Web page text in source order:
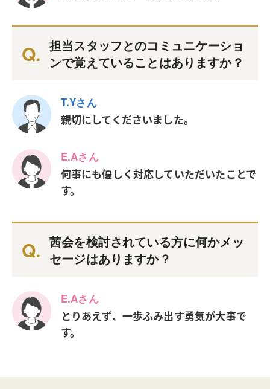
担当スタッフとのコミュニケーショ
ンで覚えていることはありますか？
T.Yさん
親切にしてくださいました。
E.Aさん
何事にも優しく対応していただいたことで
す。
茜会を検討されている方に何かメッ
セージはありますか？
E.Aさん
とりあえず、一歩ふみ出す勇気が大事で
す。